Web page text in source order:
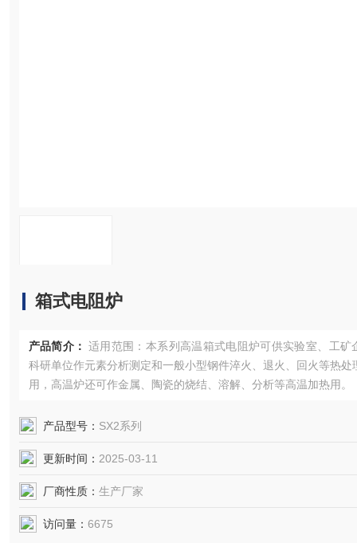
箱式电阻炉
产品简介： 适用范围：本系列高温箱式电阻炉可供实验室、工矿
科研单位作元素分析测定和一般小型钢件淬火、退火、回火等热处
用，高温炉还可作金属、陶瓷的烧结、溶解、分析等高温加热用。
产品型号： SX2系列
更新时间： 2025-03-11
厂商性质： 生产厂家
访问量： 6675